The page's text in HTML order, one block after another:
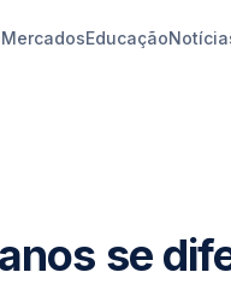
MercadosEducação
se